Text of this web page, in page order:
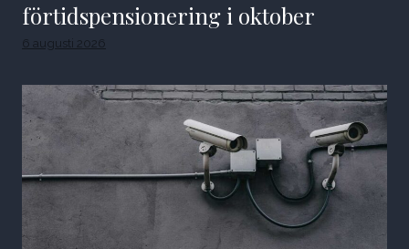
förtidspensionering i oktober
6 augusti 2026